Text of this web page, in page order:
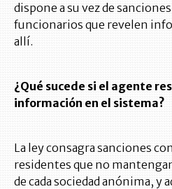
dispone a su vez de
funcionarios que revelen
allí.
¿Qué sucede si el agente
información en el sistema?
La ley consagra sanciones
residentes que no
de cada sociedad anónima, y